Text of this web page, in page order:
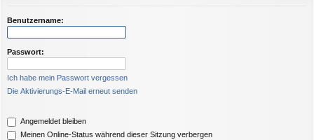
Benutzername:
Passwort:
Ich habe mein Passwort vergessen
Die Aktivierungs-E-Mail erneut senden
Angemeldet bleiben
Meinen Online-Status während dieser Sitzung verbergen